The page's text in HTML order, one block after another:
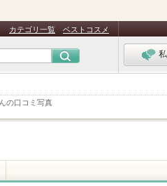
の口コミ写真
カテゴリ一覧 ベストコスメ